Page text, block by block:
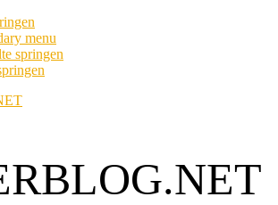
menu
springen